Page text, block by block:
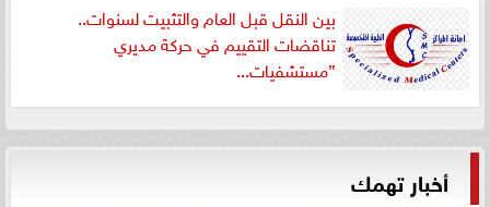
بين النقل قبل العام والتثبيت لسنوات..
تناقضات التقييم في حركة مديري
”مستشفيات...
أخبار تهمك